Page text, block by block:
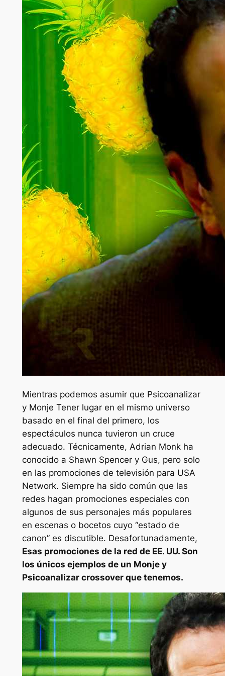
Mientras podemos asumir que Psicoanalizar
y Monje Tener lugar en el mismo universo
basado en el final del primero, los
espectáculos nunca tuvieron un cruce
adecuado. Técnicamente, Adrian Monk ha
conocido a Shawn Spencer y Gus, pero solo
en las promociones de televisión para USA
Network. Siempre ha sido común que las
redes hagan promociones especiales con
algunos de sus personajes más populares
en escenas o bocetos cuyo “estado de
canon” es discutible. Desafortunadamente,
Esas promociones de la red de EE. UU. Son
los únicos ejemplos de un Monjey
Psicoanalizarcrossover que tenemos.